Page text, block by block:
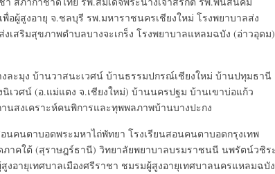
ผู้สูงอายุ จ.ชลบุรี รพ.มหาราชนครเชียงใหม่ โรงพยาบาลส่ง
เสริมสุขภาพตำบลบางจะเกร็ง โรงพยาบาลแหลมฉบัง (อ่าวอุดม)
ละมุง บ้านวาสนะเวศน์ บ้านธรรมปกรณ์เชียงใหม่ บ้านปทุมธานี
วศน์ (อ.แม่แตง จ.เชียงใหม่) บ้านนครปฐม บ้านเขาบ่อแก้ว
สงเคราะห์คนพิการและทุพพลภาพบ้านบางปะกง
คนตาบอดพระมหาไถ่พัทยา โรงเรียนสอนคนตาบอดกรุงเทพ
ภาคใต้ (สุราษฎร์ธานี) วิทยาลัยพยาบาลบรมราชนนี นพรัตน์วชิร
อายุเทศบาลเมืองศรีราชา ชมรมผู้สูงอายุเทศบาลนครแหลมฉบัง